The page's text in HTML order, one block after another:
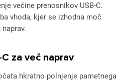
večine prenosnikov USB-C.
vhoda, kjer se izhodna moč
za več naprav
hkratno polnjenje pametnega